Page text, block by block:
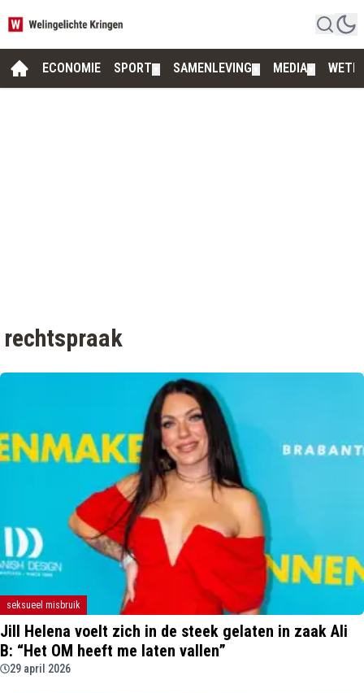
ECONOMIE SPORT SAMENLEVING MEDIA
rechtspraak
seksueel misbruik
Jill Helena voelt zich in de steek gelaten in zaak Ali
B: “Het OM heeft me laten vallen”
29 april 2026